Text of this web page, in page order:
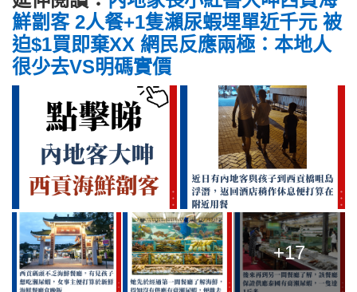
鮮劏客 2人餐+1隻瀨尿蝦埋單近千元 被
迫$1買即棄XX 網民反應兩極：本地人
很少去VS明碼實價
+17